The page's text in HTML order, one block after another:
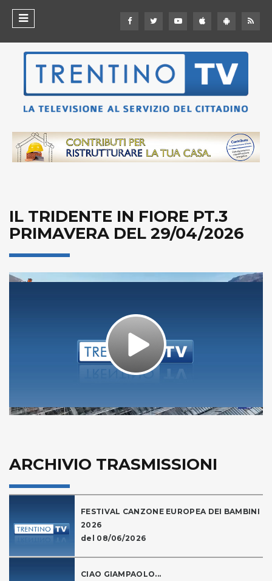
IL TRIDENTE IN FIORE PT.3
PRIMAVERA DEL 29/04/2026
Play
Video
ARCHIVIO TRASMISSIONI
FESTIVAL CANZONE EUROPEA DEI BAMBINI
2026
del 08/06/2026
CIAO GIAMPAOLO...